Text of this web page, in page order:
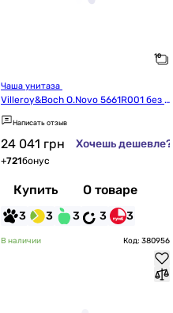
Villeroy&Boch O.Novo 5661R001 без б
ачка и крышки
Написать отзыв
24 041 грн Хочешь дешевле?
+721бонус
Купить О товаре
3 3 3 3 3
В наличии Код: 380956